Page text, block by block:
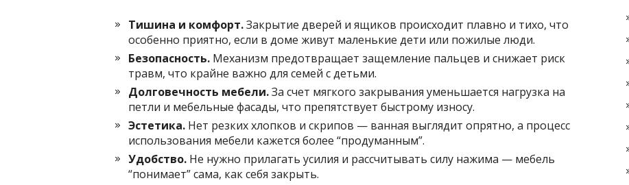
Тишина и комфорт.Закрытие дверей и ящиков происходит плавно и тихо, что
особенно приятно, если в доме живут маленькие дети или пожилые люди.
Безопасность. Механизм предотвращает защемление пальцев и снижает риск
травм, что крайне важно для семей с детьми.
Долговечность мебели.За счет мягкого закрывания уменьшается нагрузка на
петли и мебельные фасады, что препятствует быстрому износу.
Эстетика. Нет резких хлопков и скрипов — ванная выглядит опрятно, а процесс
использования мебели кажется более “продуманным”.
Удобство. Не нужно прилагать усилия и рассчитывать силу нажима — мебель
“понимает” сама, как себя закрыть.